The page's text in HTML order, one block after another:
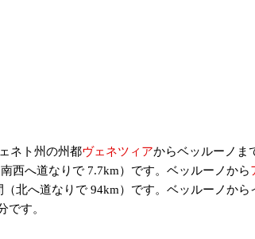
ネト州の州都ヴェネツィアからベッルーノま
西へ道なりで 7.7km）です。ベッルーノから
北へ道なりで 94km）です。ベッルーノか
です。